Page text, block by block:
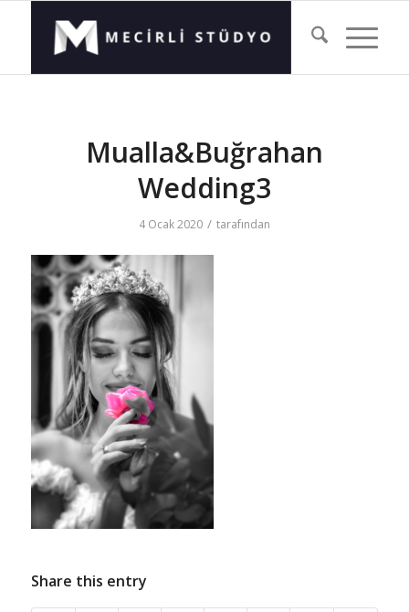
Mualla&Buğrahan
Wedding3
4 Ocak 2020 / tarafından
Share this entry